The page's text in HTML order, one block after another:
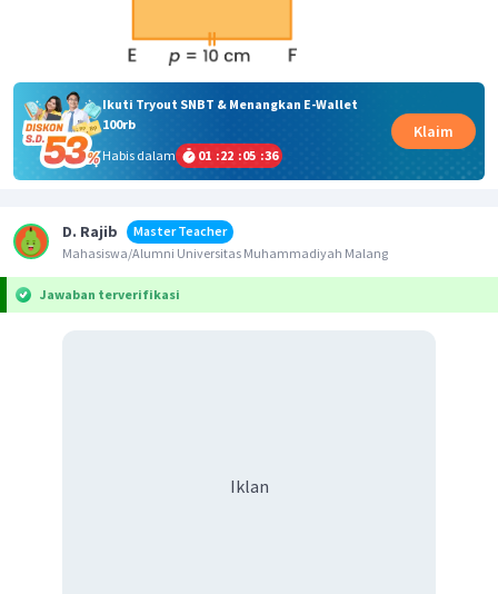
Ikuti Tryout SNBT & Menangkan E-Wallet
100rb
Habis dalam
01 :22 :05 :36
Klaim
D. Rajib
Master Teacher
Mahasiswa/Alumni Universitas Muhammadiyah Malang
Jawaban terverifikasi
Iklan